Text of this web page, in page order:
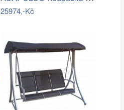
25974,-Kč